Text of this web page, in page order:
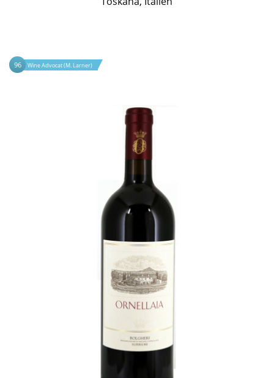
96 Wine Advocat (M. Larner)